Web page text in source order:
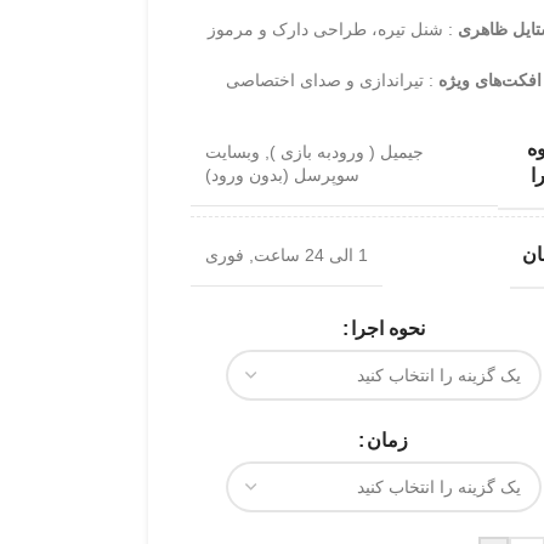
ظاهری : شنل تیره، طراحی دارک و مرموز
افکت‌های ویژه : تیراندازی و صدای اختصاصی
جیمیل ( ورودبه بازی )
وبسایت
سوپرسل (بدون ورود)
1 الی 24 ساعت فوری
نحوه اجرا
زمان